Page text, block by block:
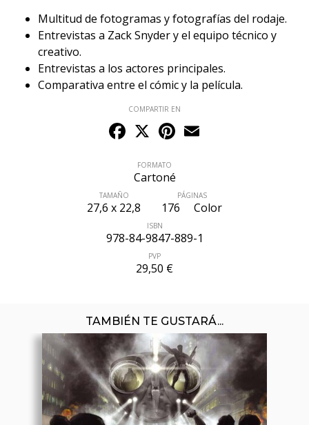
Multitud de fotogramas y fotografías del rodaje.
Entrevistas a Zack Snyder y el equipo técnico y
creativo.
Entrevistas a los actores principales.
Comparativa entre el cómic y la película.
COMPARTIR EN
Facebook
X Pinterest
FORMATO
Cartoné
TAMAÑO
27,6 x 22,8
PÁGINAS
176 Color
ISBN
978-84-9847-889-1
PVP
29,50 €
TAMBIÉN TE GUSTARÁ...